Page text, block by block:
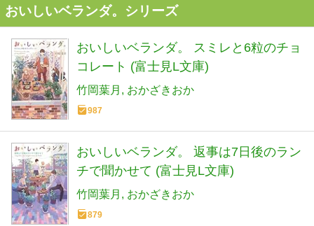
おいしいベランダ。シリーズ
おいしいベランダ。 スミレと6粒のチョ
コレート (富士見L文庫)
竹岡葉月 おかざきおか
987
おいしいベランダ。 返事は7日後のラン
チで聞かせて (富士見L文庫)
竹岡葉月 おかざきおか
879